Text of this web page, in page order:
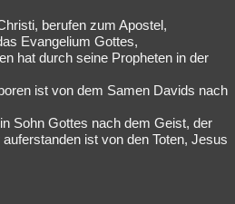
berufen zum Apostel,
Evangelium Gottes,
hat durch seine Propheten in der
ist von dem Samen Davids nach
Sohn Gottes nach dem Geist, der
ist von den Toten, Jesus